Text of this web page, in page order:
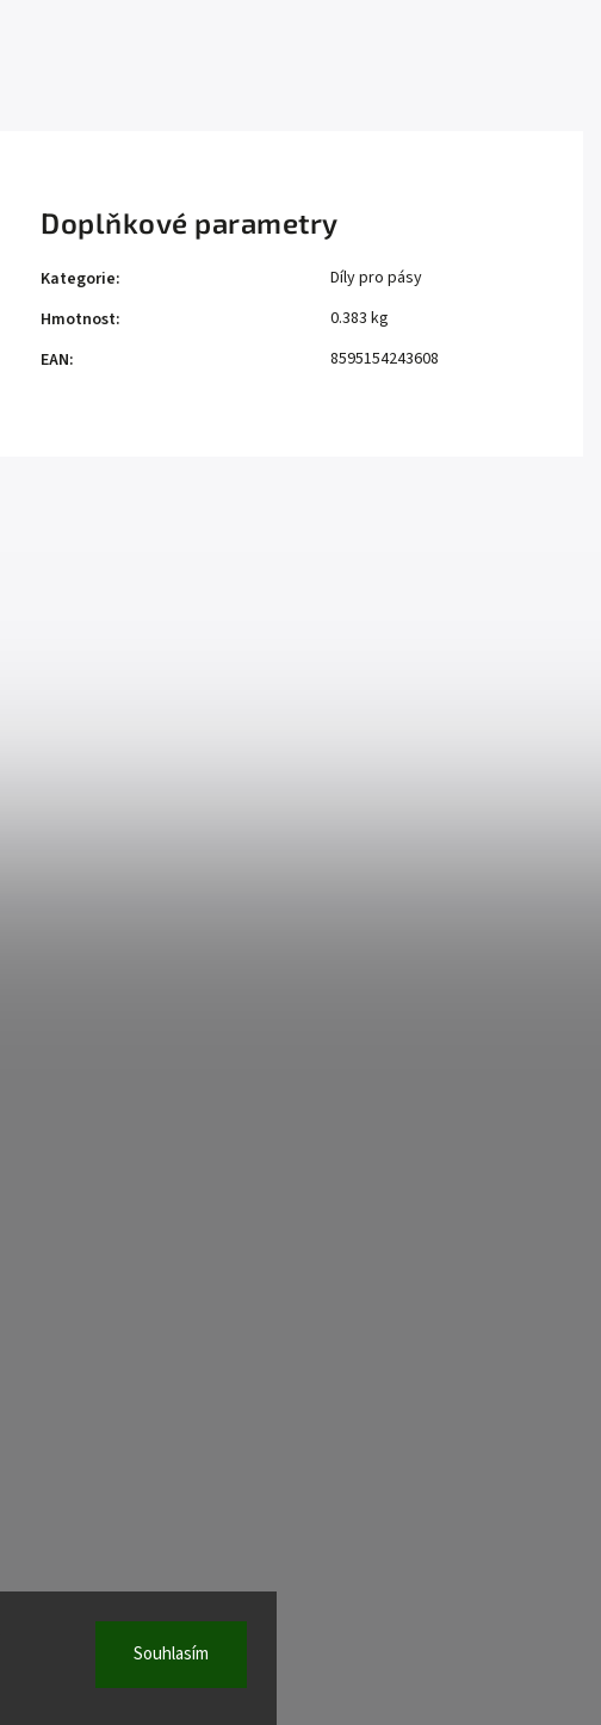
Souhlasím
Doplňkové parametry
Kategorie:
Díly pro pásy
Hmotnost:
0.383 kg
EAN: 8595154243608